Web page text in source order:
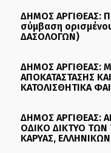
ΔΗΜΟΣ ΑΡΓΙΘΕΑΣ:
σύμβαση
ΔΑΣΟΛΟΓΩΝ)
ΔΗΜΟΣ ΑΡΓΙΘΕΑΣ:
ΑΠΟΚΑΤΑΣΤΑΣΗΣ
ΚΑΤΟΛΙΣΘΗΤΙΚΑ
ΔΗΜΟΣ ΑΡΓΙΘΕΑΣ:
ΟΔΙΚΟ ΔΙΚΤΥΟ ΤΩΝ
ΚΑΡΥΑΣ,